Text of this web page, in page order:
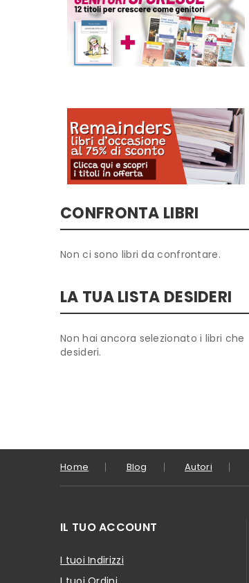
CONFRONTA LIBRI
Non ci sono libri da confrontare.
LA TUA LISTA DESIDERI
Non hai ancora selezionato i libri che
desideri.
Home Blog Autori
IL TUO ACCOUNT
I tuoi Indirizzi